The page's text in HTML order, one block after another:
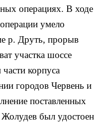
операциях. В ходе
умело
р. Друть, прорыв
участка шоссе
корпуса
городов Червень и
поставленных
был удостоен